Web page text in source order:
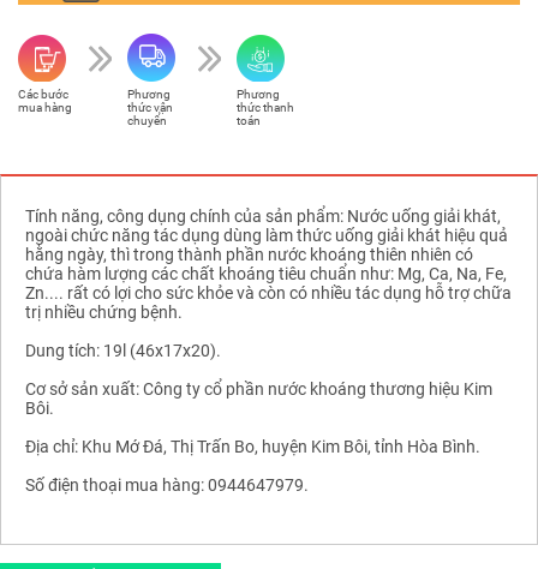
Các bước
mua hàng
Phương
thức vận
chuyển
Phương
thức thanh
toán
Tính năng, công dụng chính của sản phẩm: Nước uống giải khát,
ngoài chức năng tác dụng dùng làm thức uống giải khát hiệu quả
hằng ngày, thì trong thành phần nước khoáng thiên nhiên có
chứa hàm lượng các chất khoáng tiêu chuẩn như: Mg, Ca, Na, Fe,
Zn.... rất có lợi cho sức khỏe và còn có nhiều tác dụng hỗ trợ chữa
trị nhiều chứng bệnh.
Dung tích: 19l (46x17x20).
Cơ sở sản xuất: Công ty cổ phần nước khoáng thương hiệu Kim
Bôi.
Địa chỉ: Khu Mớ Đá, Thị Trấn Bo, huyện Kim Bôi, tỉnh Hòa Bình.
Số điện thoại mua hàng: 0944647979.